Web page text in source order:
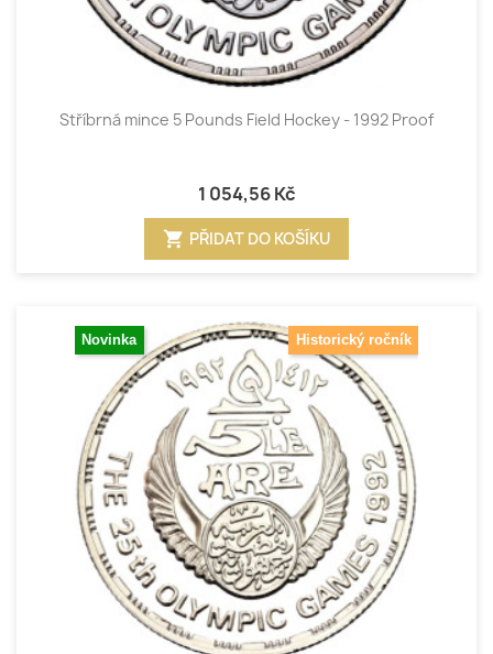
Stříbrná mince 5 Pounds Field Hockey - 1992 Proof
1 054,56 Kč
shopping_cart PŘIDAT DO KOŠÍKU
Novinka Historický ročník